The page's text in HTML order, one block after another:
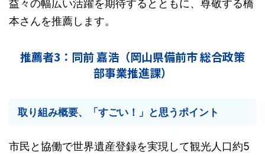
益々の幅広い活躍を期待するとともに、尊敬する橋
本さんを推薦します。
推薦者3：同前 嘉浩（岡山県備前市 総合政策
部事業推進課）
取り組み概要、「すごい！」と思うポイント
市民と協働で世界遺産登録を実現して観光人口約5